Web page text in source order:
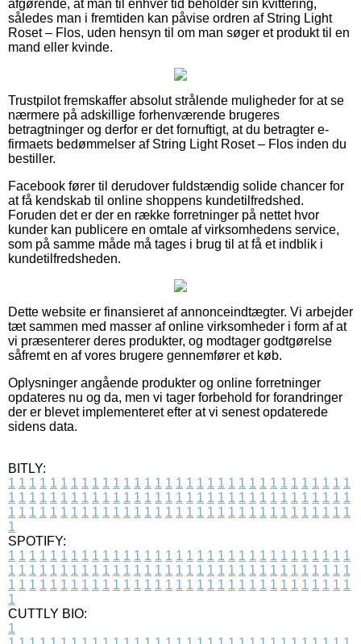
afgørende, at man til enhver tid beholder sin kvittering,
således man i fremtiden kan påvise ordren af String Light
Roset – Flos, uden hensyn til om man søger et produkt til en
mand eller kvinde.
Trustpilot fremskaffer absolut strålende muligheder for at se
nærmere på adskillige forhenværende brugeres
betragtninger og derfor er det fornuftigt, at du betragter e-
firmaets bedømmelser af String Light Roset – Flos inden du
bestiller.
Facebook fører til derudover fuldstændig solide chancer for
at få kendskab til online shoppens kundetilfredshed.
Foruden det er der en række forretninger på nettet hvor
kunder kan publicere en omtale af virksomhedens service,
som på samme måde må tages i brug til at få et indblik i
kundetilfredsheden.
Dette website er finansieret af annonceindtægter. Vi arbejder
tæt sammen med masser af online virksomheder i form af at
vi præsenterer deres produkter, og modtager godtgørelse
såfremt en af vores brugere gennemfører et køb.
Oplysninger angående produkter og online forretninger
opdateres nu og da, men vi tager forbehold for forandringer
der er blevet implementeret efter at vi senest opdaterede
sidens data.
BITLY:
1 1 1 1 1 1 1 1 1 1 1 1 1 1 1 1 1 1 1 1 1 1 1 1 1 1 1 1 1 1 1 1 1
1 1 1 1 1 1 1 1 1 1 1 1 1 1 1 1 1 1 1 1 1 1 1 1 1 1 1 1 1 1 1 1 1
1 1 1 1 1 1 1 1 1 1 1 1 1 1 1 1 1 1 1 1 1 1 1 1 1 1 1 1 1 1 1 1 1
1
SPOTIFY:
1 1 1 1 1 1 1 1 1 1 1 1 1 1 1 1 1 1 1 1 1 1 1 1 1 1 1 1 1 1 1 1 1
1 1 1 1 1 1 1 1 1 1 1 1 1 1 1 1 1 1 1 1 1 1 1 1 1 1 1 1 1 1 1 1 1
1 1 1 1 1 1 1 1 1 1 1 1 1 1 1 1 1 1 1 1 1 1 1 1 1 1 1 1 1 1 1 1 1
1
CUTTLY BIO:
1